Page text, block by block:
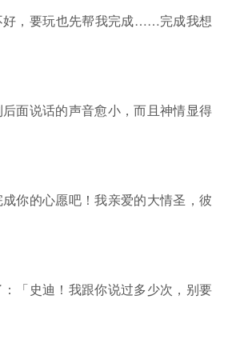
好，要玩也先帮我完成……完成我想
面说话的声音愈小，而且神情显得
成你的心愿吧！我亲爱的大情圣，彼
「史迪！我跟你说过多少次，别要